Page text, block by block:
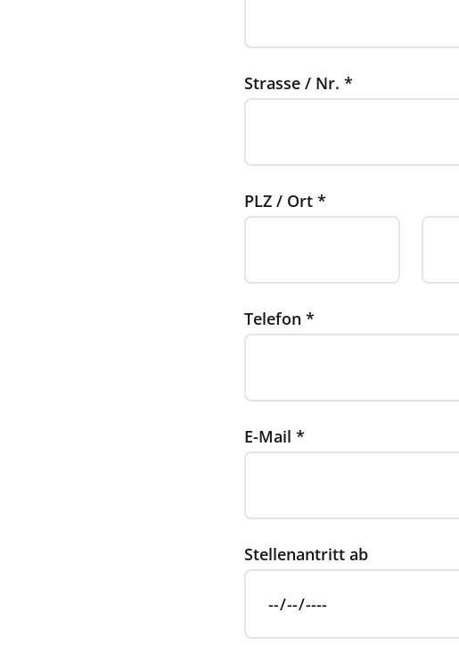
Strasse / Nr. *
PLZ / Ort *
Telefon *
E-Mail *
Stellenantritt ab